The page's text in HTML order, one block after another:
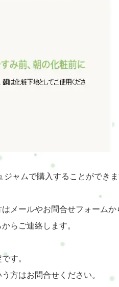
ャムで購入することができま
メールやお問合せフォームか
らご連絡します。
す。
方はお問合せください。